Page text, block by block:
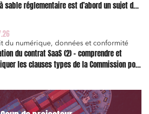
sable réglementaire est d’abord un sujet de
du numérique, données et conformité
du contrat SaaS (2) – comprendre et
les clauses types de la Commission pour